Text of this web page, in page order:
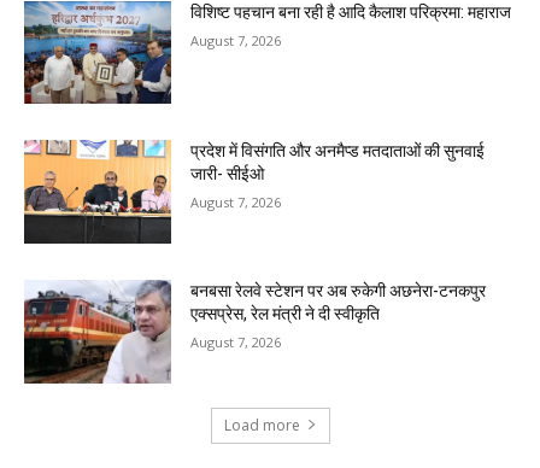
विशिष्ट पहचान बना रही है आदि कैलाश परिक्रमा: महाराज
August 7, 2026
प्रदेश में विसंगति और अनमैप्ड मतदाताओं की सुनवाई
जारी- सीईओ
August 7, 2026
बनबसा रेलवे स्टेशन पर अब रुकेगी अछनेरा-टनकपुर
एक्सप्रेस, रेल मंत्री ने दी स्वीकृति
August 7, 2026
Load more